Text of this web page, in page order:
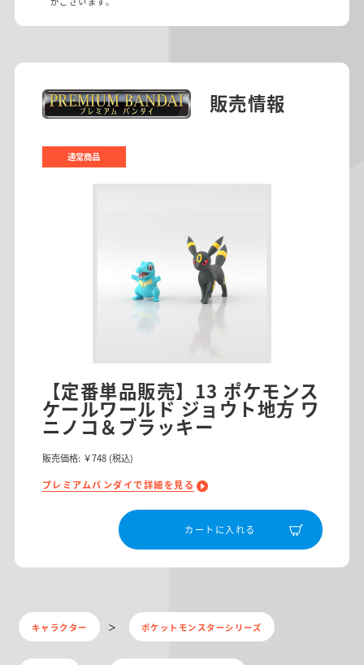
販売情報
通常商品
【定番単品販売】13 ポケモンス
ケールワールド ジョウト地方 ワ
ニノコ＆ブラッキー
販売価格: ￥748 (税込)
プレミアムバンダイで詳細を見る
カートに入れる
キャラクター ポケットモンスターシリーズ